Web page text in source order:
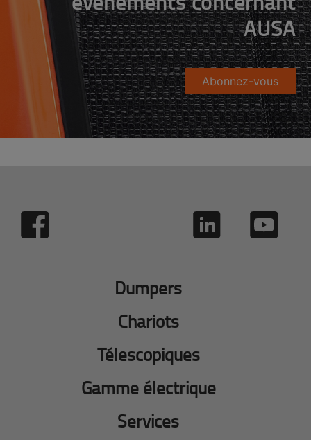
AUSA
Abonnez-vous
Dumpers
Chariots
Télescopiques
Gamme électrique
Services